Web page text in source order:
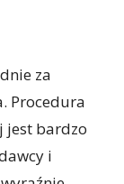
za
Procedura
jest bardzo
i